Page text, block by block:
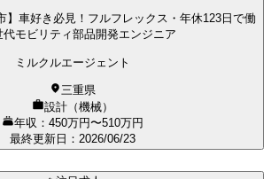
】車好き必見！フルフレックス・年休123日で働
代モビリティ部品開発エンジニア
ミルクルエージェント
三重県
設計（機械）
年収：450万円〜510万円
最終更新日 ： 2026/06/23